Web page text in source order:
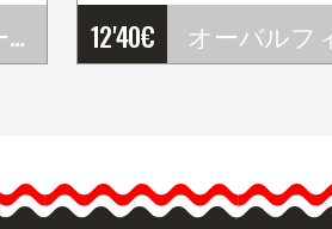
フラメンコフラワー（ブーケ）セット. Rosalba 12'40€